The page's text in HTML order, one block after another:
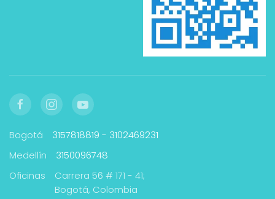
Bogotá
3157818819 - 3102469231
Medellín
3150096748
Oficinas
Carrera 56 # 171 - 41;
Bogotá, Colombia